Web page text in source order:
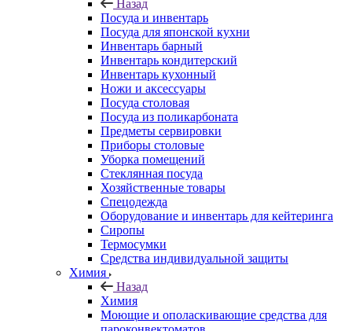
Назад
Посуда и инвентарь
Посуда для японской кухни
Инвентарь барный
Инвентарь кондитерский
Инвентарь кухонный
Ножи и аксессуары
Посуда столовая
Посуда из поликарбоната
Предметы сервировки
Приборы столовые
Уборка помещений
Стеклянная посуда
Хозяйственные товары
Спецодежда
Оборудование и инвентарь для кейтеринга
Сиропы
Термосумки
Средства индивидуальной защиты
Химия
Назад
Химия
Моющие и ополаскивающие средства для